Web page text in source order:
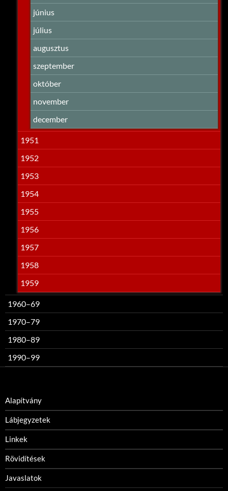
június
július
augusztus
szeptember
október
november
december
1951
1952
1953
1954
1955
1956
1957
1958
1959
1960–69
1970–79
1980–89
1990–99
Alapítvány
Lábjegyzetek
Linkek
Rövidítések
Javaslatok